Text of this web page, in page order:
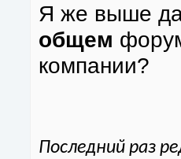
Я же выше
общем
компании?
Последний раз